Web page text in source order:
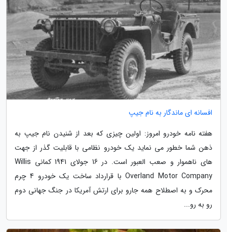
افسانه ای ماندگار به نام جیپ
هفته نامه خودرو امروز: اولین چیزی که بعد از شنیدن نام جیپ به
ذهن شما خطور می نماید یک خودرو نظامی با قابلیت گذر از جهت
های ناهموار و صعب العبور است. در 16 جولای 1941 کمانی Willis
Overland Motor Company با قرارداد ساخت یک خودرو 4 چرم
محرک و به اصطلاح همه جارو برای ارتش آمریکا در جنگ جهانی دوم
رو به رو...